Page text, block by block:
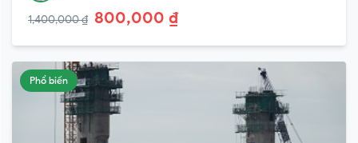
1,400,000 ₫ 800,000 ₫
Phổ biến